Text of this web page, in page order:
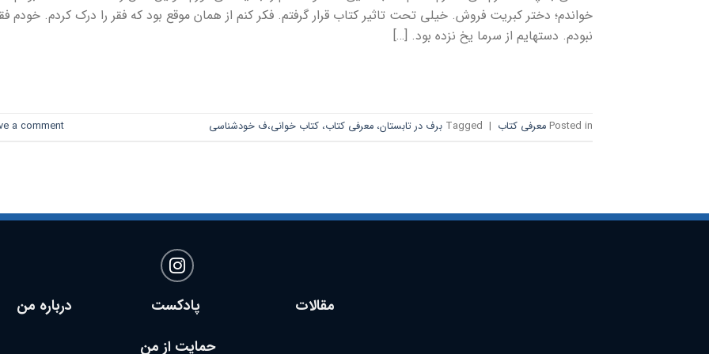
خواندم؛ دختر کبریت فروش. خیلی تحت تاثیر کتاب قرار گرفتم. فکر کنم از همان موقع بود که فقر را درک کردم. خودم
نبودم. دستهایم از سرما یخ نزده بود. […]
Posted in معرفی کتاب |
Tagged برف در تابستان، معرفی کتاب، کتاب خوانی،ف خودشناسی a comment
مقالات پادکست
درباره من
حمایت از من